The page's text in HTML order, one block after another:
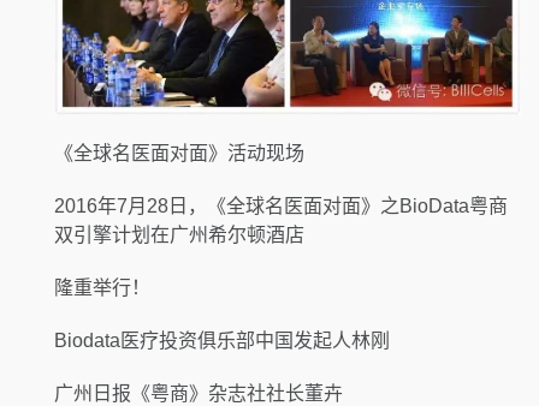
《全球名医面对面》活动现场
2016年7月28日，《全球名医面对面》之BioData粤商
双引擎计划在广州希尔顿酒店
隆重举行！
Biodata医疗投资俱乐部中国发起人林刚
广州日报《粤商》杂志社社长董卉